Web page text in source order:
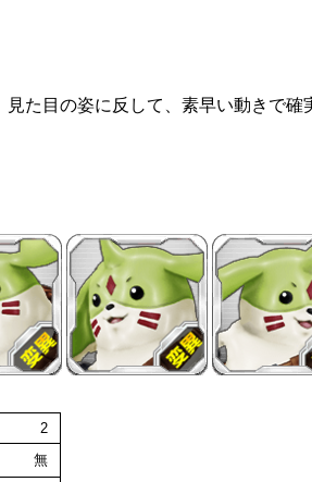
た目の姿に反して、素早い動きで
2
無